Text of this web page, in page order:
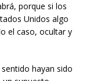
porque si los
Unidos algo
el caso, ocultar y
hayan sido